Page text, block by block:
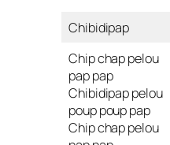
Chibidipap
Chip chap pelou
pap pap
Chibidipap pelou
poup poup pap
Chip chap pelou